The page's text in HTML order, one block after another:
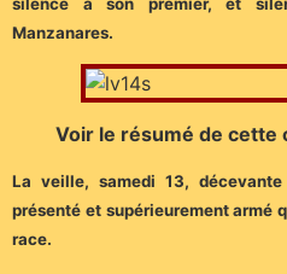
Manzanares.
Voir le résumé de cette
La veille, samedi 13,
présenté et supérieurement armé
race.